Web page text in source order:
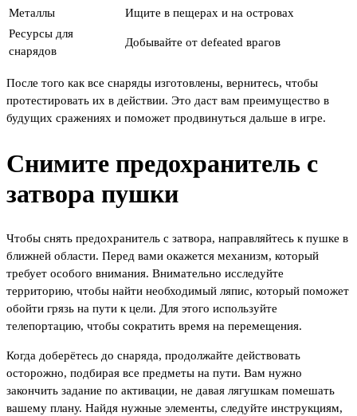
Металлы
Ищите в пещерах и на островах
Ресурсы для
снарядов
Добывайте от defeated врагов
После того как все снаряды изготовлены, вернитесь, чтобы
протестировать их в действии. Это даст вам преимущество в
будущих сражениях и поможет продвинуться дальше в игре.
Снимите предохранитель с
затвора пушки
Чтобы снять предохранитель с затвора, направляйтесь к пушке в
ближней области. Перед вами окажется механизм, который
требует особого внимания. Внимательно исследуйте
территорию, чтобы найти необходимый ляпис, который поможет
обойти грязь на пути к цели. Для этого используйте
телепортацию, чтобы сократить время на перемещения.
Когда доберётесь до снаряда, продолжайте действовать
осторожно, подбирая все предметы на пути. Вам нужно
закончить задание по активации, не давая лягушкам помешать
вашему плану. Найдя нужные элементы, следуйте инструкциям,